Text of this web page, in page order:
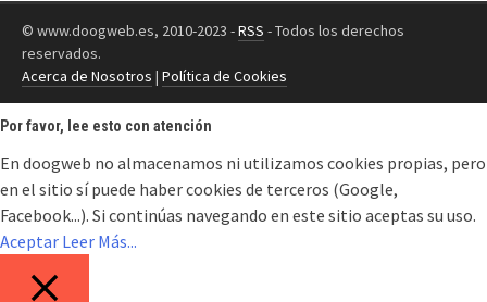
© www.doogweb.es, 2010-2023 -RSS - Todos los derechos
reservados.
Acerca de Nosotros | Política de Cookies
Por favor, lee esto con atención
En doogweb no almacenamos ni utilizamos cookies propias, pero
en el sitio sí puede haber cookies de terceros (Google,
Facebook...). Si continúas navegando en este sitio aceptas su uso.
Aceptar Leer Más...